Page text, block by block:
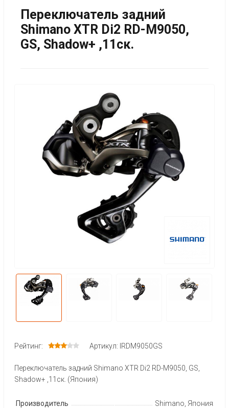
Переключатель задний
Shimano XTR Di2 RD-M9050,
GS, Shadow+ ,11ск.
Рейтинг: Артикул: IRDM9050GS
Переключатель задний Shimano XTR Di2 RD-M9050, GS,
Shadow+ ,11ск. (Япония)
Производитель Shimano, Япония